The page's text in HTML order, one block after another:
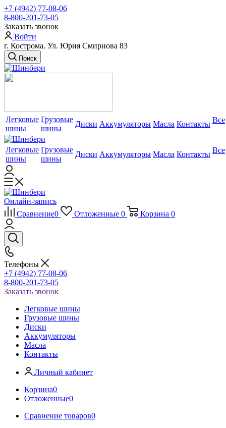
+7 (4942) 77-08-06
8-800-201-73-05
Заказать звонок
Войти
г. Кострома. Ул. Юрия Смирнова 83
Поиск
Легковые
шины
Грузовые
шины
Диски Аккумуляторы Масла Контакты Все
Легковые
шины
Грузовые
шины
Диски Аккумуляторы Масла Контакты Все
Онлайн-запись
Сравнение0 Отложенные 0 Корзина 0
Телефоны
+7 (4942) 77-08-06
8-800-201-73-05
Заказать звонок
Легковые шины
Грузовые шины
Диски
Аккумуляторы
Масла
Контакты
Личный кабинет
Корзина0
Отложенные0
Сравнение товаров0